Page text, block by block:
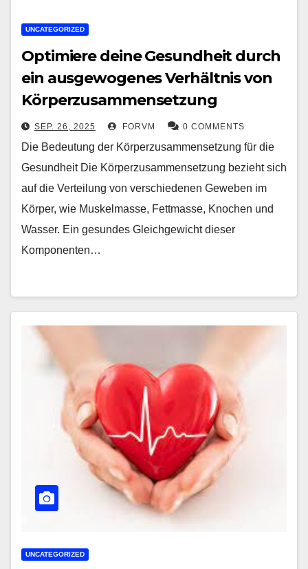
UNCATEGORIZED
Optimiere deine Gesundheit durch
ein ausgewogenes Verhältnis von
Körperzusammensetzung
SEP. 26, 2025 FORVM 0 COMMENTS
Die Bedeutung der Körperzusammensetzung für die
Gesundheit Die Körperzusammensetzung bezieht sich
auf die Verteilung von verschiedenen Geweben im
Körper, wie Muskelmasse, Fettmasse, Knochen und
Wasser. Ein gesundes Gleichgewicht dieser
Komponenten…
UNCATEGORIZED